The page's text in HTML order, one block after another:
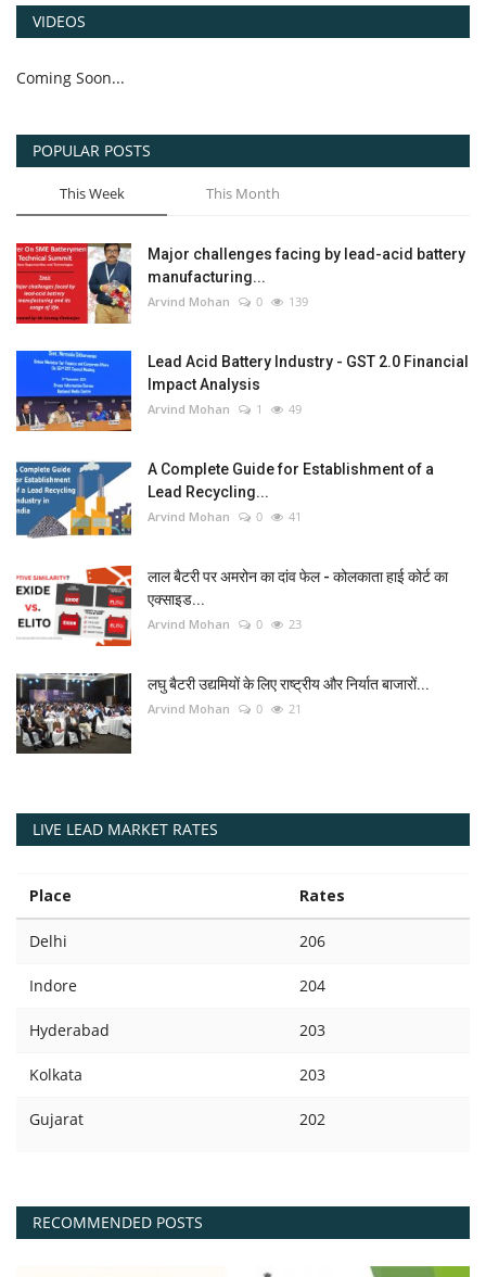
VIDEOS
Coming Soon...
POPULAR POSTS
This Week This Month
Major challenges facing by lead-acid battery
manufacturing...
Arvind Mohan 0 139
Lead Acid Battery Industry - GST 2.0 Financial
Impact Analysis
Arvind Mohan 1 49
A Complete Guide for Establishment of a
Lead Recycling...
Arvind Mohan 0 41
लाल बैटरी पर अमरोन का दांव फेल - कोलकाता हाई कोर्ट का
एक्साइड...
Arvind Mohan 0 23
लघु बैटरी उद्यमियों के लिए राष्ट्रीय और निर्यात बाजारों...
Arvind Mohan 0 21
LIVE LEAD MARKET RATES
Place Rates
Delhi 206
Indore 204
Hyderabad 203
Kolkata 203
Gujarat 202
RECOMMENDED POSTS